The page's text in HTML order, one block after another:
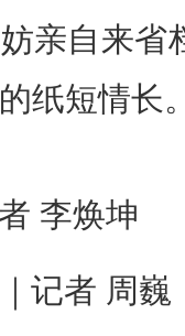
亲自来省
纸短情长
李焕坤
记者 周巍